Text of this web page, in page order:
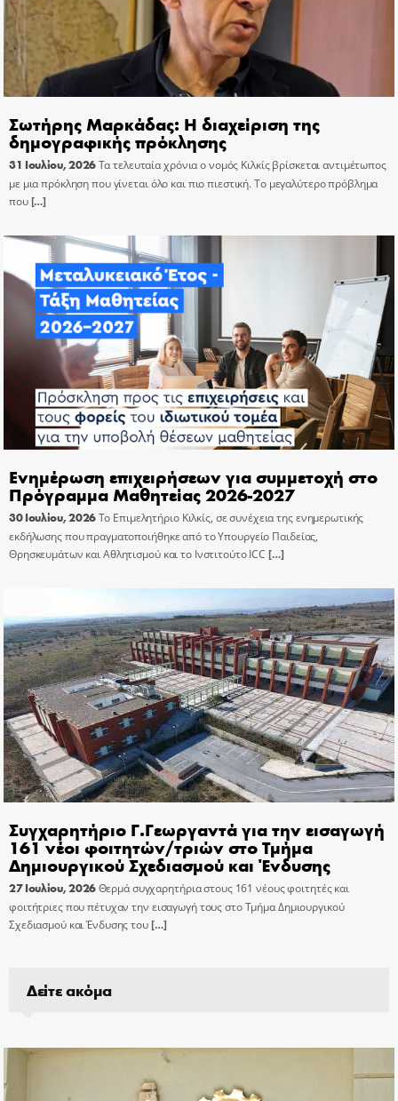
Σωτήρης Μαρκάδας: Η διαχείριση της
δημογραφικής πρόκλησης
31 Ιουλίου, 2026Τα τελευταία χρόνια ο νομός Κιλκίς βρίσκεται αντιμέτωπος
με μια πρόκληση που γίνεται όλο και πιο πιεστική. Το μεγαλύτερο πρόβλημα
που[…]
Ενημέρωση επιχειρήσεων για συμμετοχή στο
Πρόγραμμα Μαθητείας 2026-2027
30 Ιουλίου, 2026Το Επιμελητήριο Κιλκίς, σε συνέχεια της ενημερωτικής
εκδήλωσης που πραγματοποιήθηκε από το Υπουργείο Παιδείας,
Θρησκευμάτων και Αθλητισμού και το Ινστιτούτο ICC […]
Συγχαρητήριο Γ.Γεωργαντά για την εισαγωγή
161 νέοι φοιτητών/τριών στο Τμήμα
Δημιουργικού Σχεδιασμού και Ένδυσης
27 Ιουλίου, 2026Θερμά συγχαρητήρια στους 161 νέους φοιτητές και
φοιτήτριες που πέτυχαν την εισαγωγή τους στο Τμήμα Δημιουργικού
Σχεδιασμού και Ένδυσης του[…]
Δείτε ακόμα